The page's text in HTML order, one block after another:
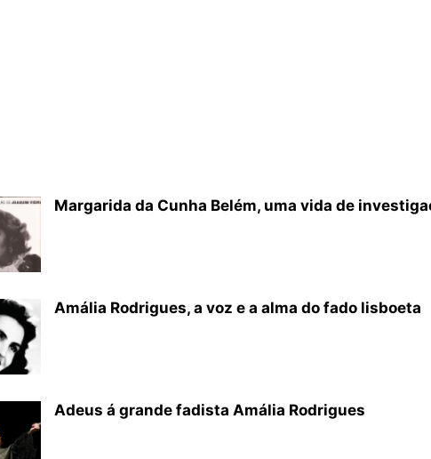
Margarida da Cunha Belém, uma vida de
Amália Rodrigues, a voz e a alma do fado lisboeta
Adeus á grande fadista Amália Rodrigues